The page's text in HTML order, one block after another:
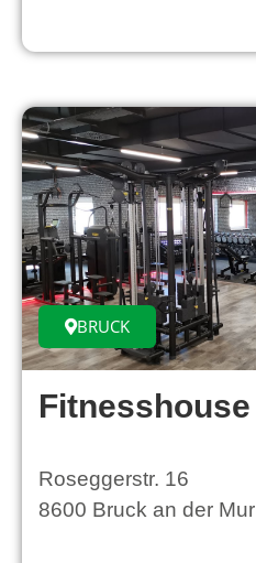
BRUCK
Fitnesshouse
Roseggerstr. 16
8600 Bruck an der Mur